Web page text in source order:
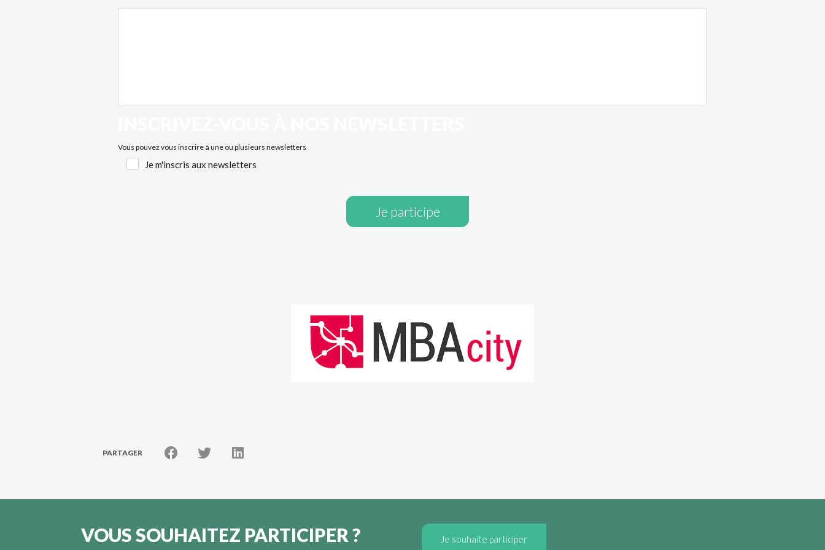
Je
m'inscris
aux
Vous pouvez vous inscrire à une ou plusieurs newsletters
Je m'inscris aux newsletters
PARTAGER
VOUS SOUHAITEZ PARTICIPER ? Je souhaite participer